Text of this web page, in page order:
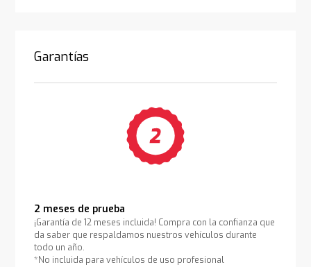
Garantías
2 meses de prueba
¡Garantía de 12 meses incluida! Compra con la confianza que
da saber que respaldamos nuestros vehículos durante
todo un año.
*No incluida para vehículos de uso profesional